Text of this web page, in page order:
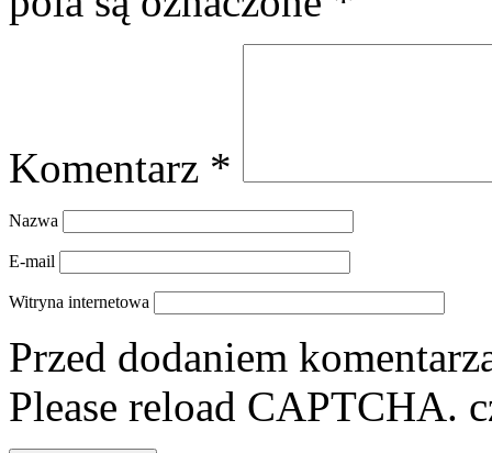
Komentarz *
Nazwa
E-mail
Witryna internetowa
Przed dodaniem
Please reload CAPTCHA.